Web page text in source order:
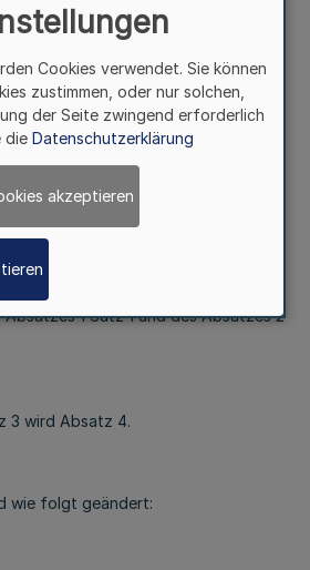
Absatz 3 eingefügt:
die gemäß § 51 in
3 des
mittels Video- oder
teilnehmen, gelten als
Absatzes 1 Satz 1 und des Absatzes 2
3 wird Absatz 4.
folgt geändert:
Cookies verwendet. Sie können
zustimmen, oder nur solchen,
der Seite zwingend erforderlich
die Datenschutzerklärung
akzeptieren